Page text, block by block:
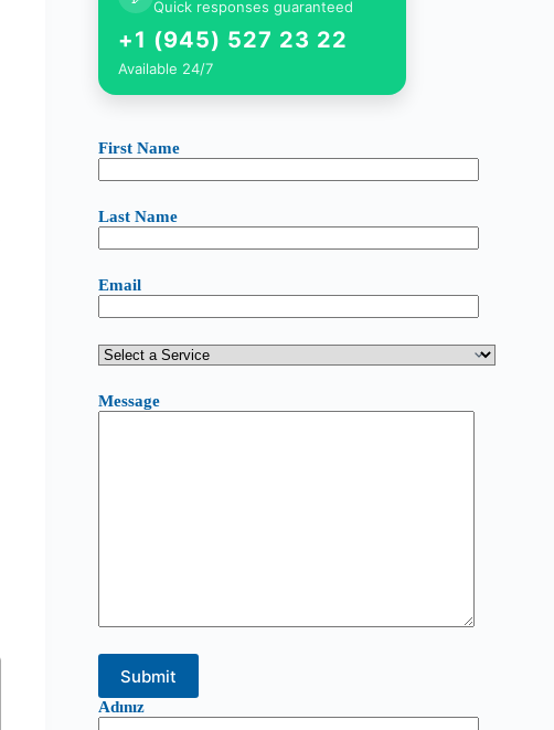
Quick responses guaranteed
+1 (945) 527 23 22
Available 24/7
First Name
Last Name
Email
Message
Adınız